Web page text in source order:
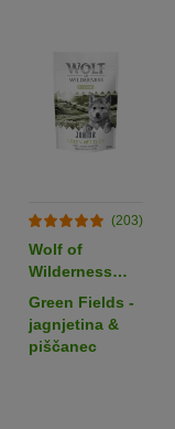
(203)
Wolf of
Wilderness
Snack - Junior
Wild Bites 180
g
Green Fields -
jagnjetina &
piščanec